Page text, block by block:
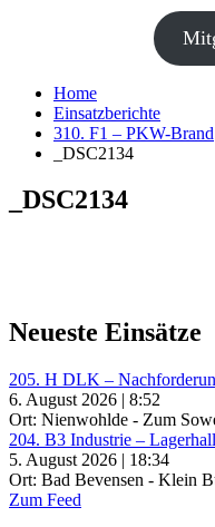
Home
Einsatzberichte
310. F1 – PKW-Brand
_DSC2134
_DSC2134
Neueste Einsätze
205. H DLK –
6. August 2026 | 8:52
Ort: Nienwohlde - Zum
204. B3 Industrie –
5. August 2026 | 18:34
Ort: Bad Bevensen - Klein
Zum Feed